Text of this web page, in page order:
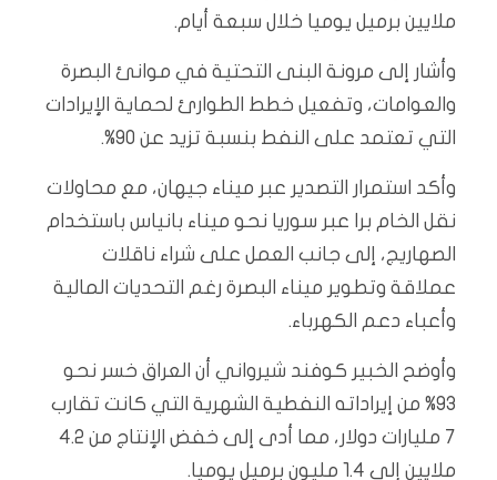
ملايين برميل يوميا خلال سبعة أيام.
وأشار إلى مرونة البنى التحتية في موانئ البصرة
والعوامات، وتفعيل خطط الطوارئ لحماية الإيرادات
التي تعتمد على النفط بنسبة تزيد عن 90%.
وأكد استمرار التصدير عبر ميناء جيهان، مع محاولات
نقل الخام برا عبر سوريا نحو ميناء بانياس باستخدام
الصهاريج، إلى جانب العمل على شراء ناقلات
عملاقة وتطوير ميناء البصرة رغم التحديات المالية
وأعباء دعم الكهرباء.
وأوضح الخبير كوفند شيرواني أن العراق خسر نحو
93% من إيراداته النفطية الشهرية التي كانت تقارب
7 مليارات دولار، مما أدى إلى خفض الإنتاج من 4.2
ملايين إلى 1.4 مليون برميل يوميا.